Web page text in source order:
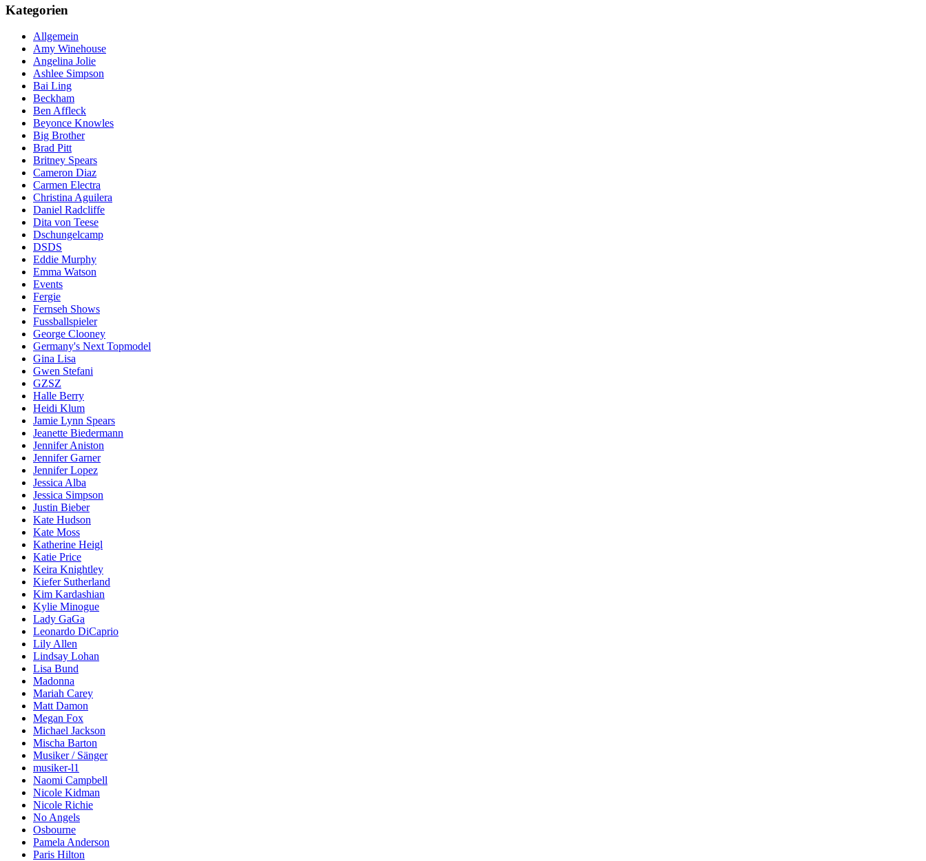
Kategorien
Allgemein
Amy Winehouse
Angelina Jolie
Ashlee Simpson
Bai Ling
Beckham
Ben Affleck
Beyonce Knowles
Big Brother
Brad Pitt
Britney Spears
Cameron Diaz
Carmen Electra
Christina Aguilera
Daniel Radcliffe
Dita von Teese
Dschungelcamp
DSDS
Eddie Murphy
Emma Watson
Events
Fergie
Fernseh Shows
Fussballspieler
George Clooney
Germany's Next Topmodel
Gina Lisa
Gwen Stefani
GZSZ
Halle Berry
Heidi Klum
Jamie Lynn Spears
Jeanette Biedermann
Jennifer Aniston
Jennifer Garner
Jennifer Lopez
Jessica Alba
Jessica Simpson
Justin Bieber
Kate Hudson
Kate Moss
Katherine Heigl
Katie Price
Keira Knightley
Kiefer Sutherland
Kim Kardashian
Kylie Minogue
Lady GaGa
Leonardo DiCaprio
Lily Allen
Lindsay Lohan
Lisa Bund
Madonna
Mariah Carey
Matt Damon
Megan Fox
Michael Jackson
Mischa Barton
Musiker / Sänger
musiker-l1
Naomi Campbell
Nicole Kidman
Nicole Richie
No Angels
Osbourne
Pamela Anderson
Paris Hilton